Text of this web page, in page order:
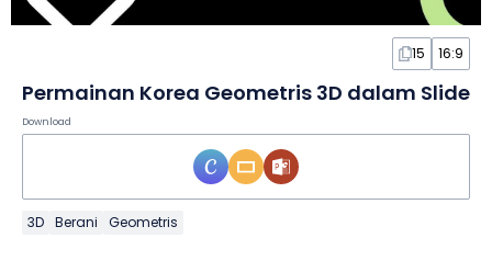
15 16:9
Permainan Korea Geometris 3D dalam Slide
Download
3D Berani Geometris